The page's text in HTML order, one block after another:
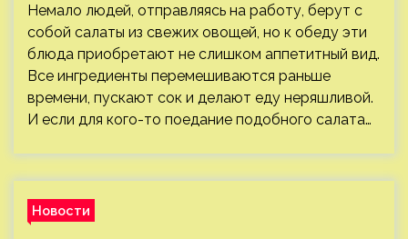
Немало людей, отправляясь на работу, берут с
собой салаты из свежих овощей, но к обеду эти
блюда приобретают не слишком аппетитный вид.
Все ингредиенты перемешиваются раньше
времени, пускают сок и делают еду неряшливой.
И если для кого-то поедание подобного салата…
Новости